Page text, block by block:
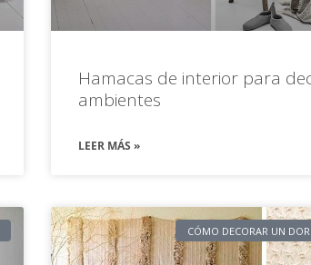
Hamacas de interior para
ambientes
LEER MÁS »
CÓMO DECORAR UN